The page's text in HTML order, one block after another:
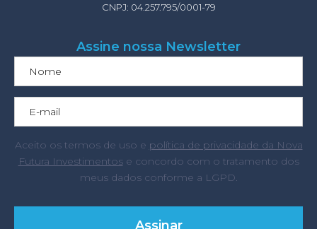
CNPJ: 04.257.795/0001-79
Assine nossa Newsletter
Aceito os termos de uso e política de privacidade da Nova
Futura Investimentose concordo com o tratamento dos
meus dados conforme a LGPD.